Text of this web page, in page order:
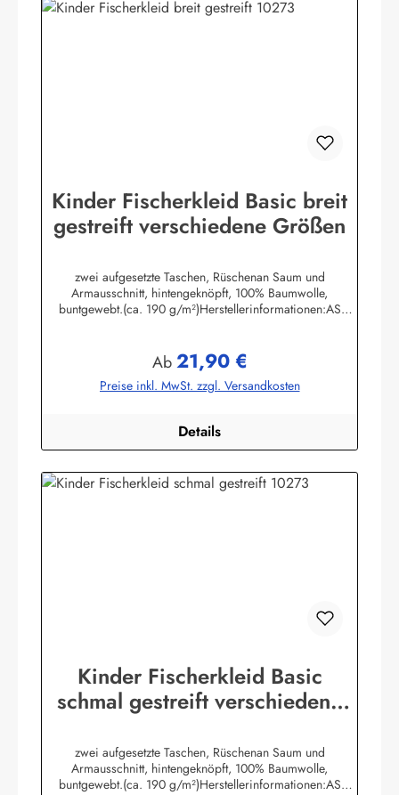
Kinder Fischerkleid Basic breit
gestreift verschiedene Größen
zwei aufgesetzte Taschen, Rüschenan Saum und
Armausschnitt, hintengeknöpft, 100% Baumwolle,
buntgewebt.(ca. 190 g/m²)Herstellerinformationen:AS
Regulärer Preis:
Ab21,90 €
Preise inkl. MwSt. zzgl. Versandkosten
Details
Kinder Fischerkleid Basic
schmal gestreift verschiedene
zwei aufgesetzte Taschen, Rüschenan Saum und
Armausschnitt, hintengeknöpft, 100% Baumwolle,
buntgewebt.(ca. 190 g/m²)Herstellerinformationen:AS